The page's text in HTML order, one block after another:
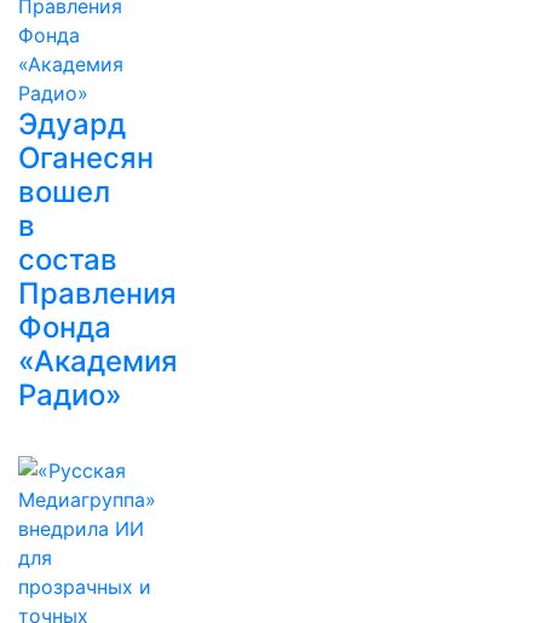
Эдуард
Оганесян
вошел
в
состав
Правления
Фонда
«Академия
Радио»